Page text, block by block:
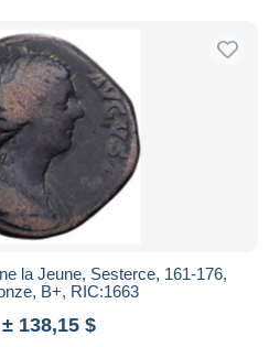
la Jeune, Sesterce, 161-176,
B+, RIC:1663
± 138,15 $